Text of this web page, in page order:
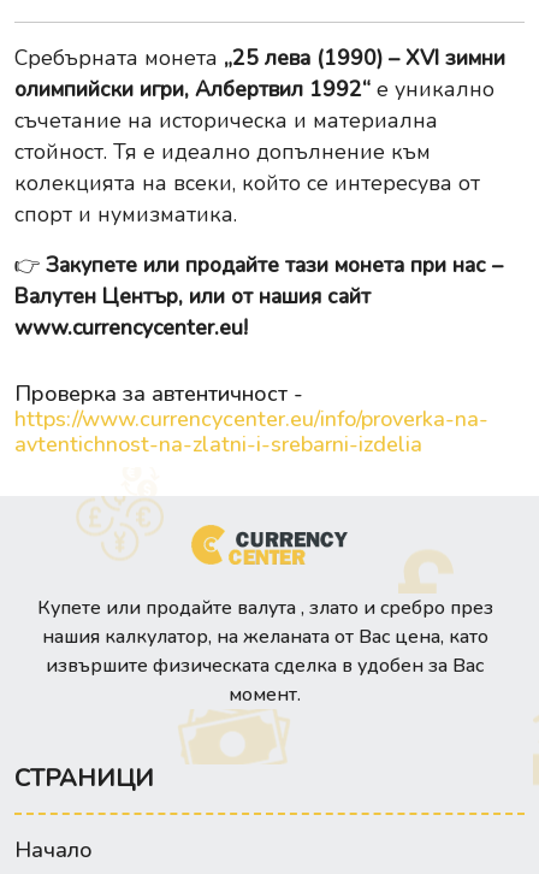
Сребърната монета „25 лева (1990) – XVI зимни
олимпийски игри, Албертвил 1992“ е уникално
съчетание на историческа и материална
стойност. Тя е идеално допълнение към
колекцията на всеки, който се интересува от
спорт и нумизматика.
👉 Закупете или продайте тази монета при нас –
Валутен Център, или от нашия сайт
www.currencycenter.eu!
Проверка за автентичност -
https://www.currencycenter.eu/info/proverka-na-
avtentichnost-na-zlatni-i-srebarni-izdelia
Купете или продайте валута , злато и сребро през
нашия калкулатор, на желаната от Вас цена, като
извършите физическата сделка в удобен за Вас
момент.
СТРАНИЦИ
Начало